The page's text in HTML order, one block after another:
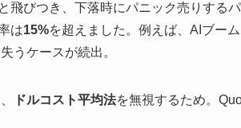
飛びつき、下落時にパニック売りする
は15%を超えました。例えば、AIブー
うケースが続出。
ドルコスト平均法を無視するため。